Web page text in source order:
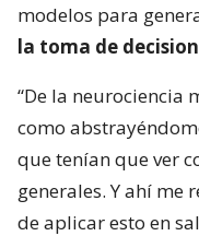
modelos para
la toma de
“De la
como
que tenían que ver
generales. Y ahí me
de aplicar esto en